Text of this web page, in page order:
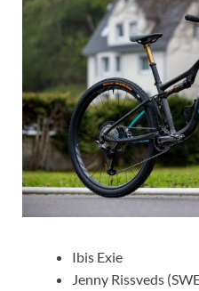
Ibis Exie
Jenny Rissveds